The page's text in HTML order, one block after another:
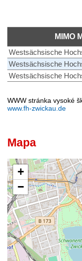
MIMO
Westsächsische
Westsächsische
Westsächsische
WWW stránka vysoké
www.fh-zwickau.de
Mapa
+
−